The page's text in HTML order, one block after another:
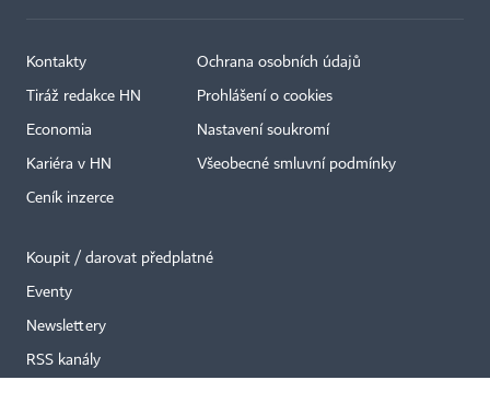
Kontakty
Tiráž redakce HN
Economia
Kariéra v HN
Ceník inzerce
Ochrana osobních údajů
Prohlášení o cookies
Nastavení soukromí
Všeobecné smluvní podmínky
Koupit / darovat předplatné
Eventy
Newslettery
RSS kanály